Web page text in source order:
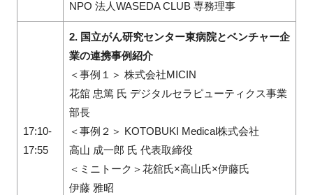
NPO 法人WASEDA CLUB 専務理事
17:10-
17:55
2. 国立がん研究センター東病院とベンチャー企
業の連携事例紹介
＜事例１＞ 株式会社MICIN
花舘 忠篤 氏 デジタルセラピューティクス事業
部長
＜事例２＞ KOTOBUKI Medical株式会社
高山 成一郎 氏 代表取締役
＜ミニトーク＞花舘氏×高山氏×伊藤氏
伊藤 雅昭